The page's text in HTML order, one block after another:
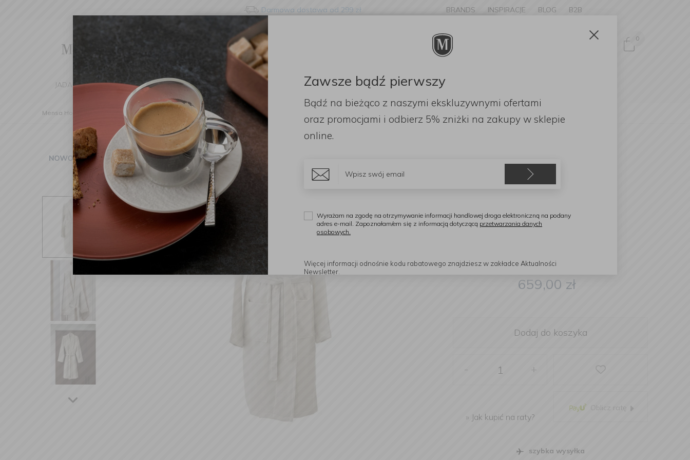
Darmowa dostawa od 299 zł BRANDS INSPIRACJE BLOG B2B
0
JADALNIA KUCHNIA DOM DEKORACJE ZAPACHY DODATKI OGRÓD
Mensa Home Łazienka Szlafroki i kimona Szlafrok Brooklyn rozmiar L Desert
Szlafrok Brooklyn rozmiar L
659,00 zł
Dodaj do koszyka
-
» Jak kupić na raty?
szybka wysyłka
Change language?
We've detected that your browser language is not Polish. Would you like to
switch to the English version of our website?
Stay here Switch to English
Zawsze bądź pierwszy
Bądź na bieżąco z naszymi ekskluzywnymi ofertami
oraz promocjami i odbierz 5% zniżki na zakupy w sklepie
online.
Wyrażam na zgodę na otrzymywanie informacji handlowej droga elektroniczną na podany
adres e-mail. Zapoznałam/em się z informacją dotyczącą przetwarzania danych
osobowych.
Więcej informacji odnośnie kodu rabatowego znajdziesz w zakładce Aktualności
Newsletter.